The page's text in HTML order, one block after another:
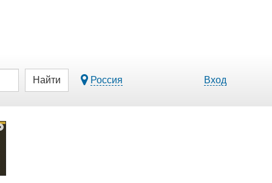
Найти Россия Вход